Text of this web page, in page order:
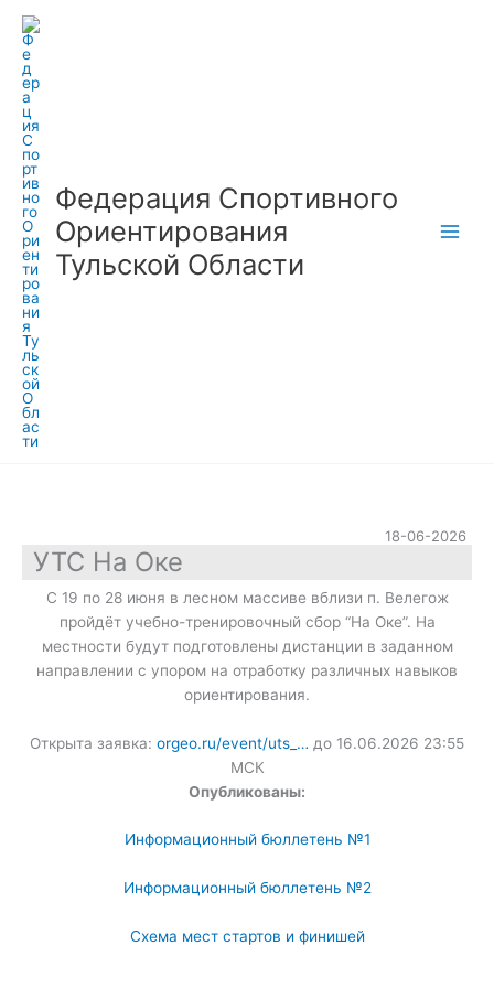
содержимому
Федерация Спортивного
Oриентирования
Тульской Oбласти
18-06-2026
УТС На Оке
С 19 по 28 июня в лесном массиве вблизи п. Велегож
пройдёт учебно-тренировочный сбор “На Оке”. На
местности будут подготовлены дистанции в заданном
направлении с упором на отработку различных навыков
ориентирования.
Открыта заявка: orgeo.ru/event/uts_… до 16.06.2026 23:55
МСК
Опубликованы:
Информационный бюллетень №1
Информационный бюллетень №2
Схема мест стартов и финишей